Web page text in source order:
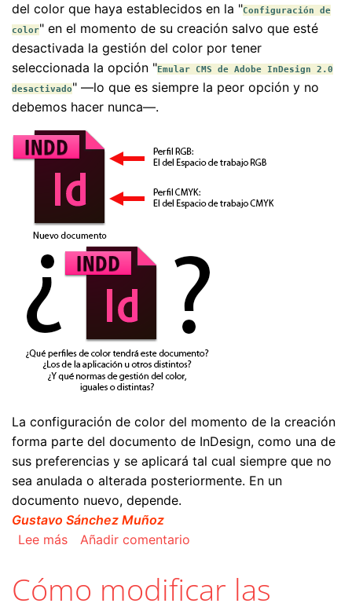
del color que haya establecidos en la "Configuración de
color" en el momento de su creación salvo que esté
desactivada la gestión del color por tener
seleccionada la opción "Emular CMS de Adobe InDesign 2.0
desactivado" —lo que es siempre la peor opción y no
debemos hacer nunca—.
La configuración de color del momento de la creación
forma parte del documento de InDesign, como una de
sus preferencias y se aplicará tal cual siempre que no
sea anulada o alterada posteriormente. En un
documento nuevo, depende.
Gustavo Sánchez Muñoz
Lee mássobre La gestión de color de un documento
Añadir comentario
Cómo modificar las